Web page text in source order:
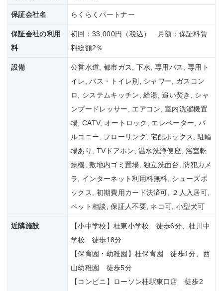
保証会社名 らくらくパートナー
保証会社の利用
料
初回：33,000円（税込） 月額：保証料賃
料総額2％
設備
公営水道, 都市ガス, 下水, 専用バス, 専用ト
イレ, バス・トイレ別, シャワー, ガスコン
ロ, システムキッチン, 給湯, 追い焚き, シャ
ンプードレッサー, エアコン, 室内洗濯機置
場, CATV, オートロック, エレベーター, バ
ルコニー, フローリング, 宅配ボックス, 駐輪
場あり, TVドアホン, 温水洗浄便座, 浴室乾
燥機, 敷地内ゴミ置場, 独立洗面台, 防犯カメ
ラ, インターネット利用料無料, シューズボ
ックス, 初期費用カード決済可, ２人入居可,
ペット相談, 保証人不要, ネコ可, 小型犬可
近隣施設
【小中学校】桂東小学校 徒歩6分、桂川中
学校 徒歩18分
【保育園・幼稚園】桂保育園 徒歩1分、西
山幼稚園 徒歩5分
【コンビニ】ローソン桂駅東口店 徒歩2